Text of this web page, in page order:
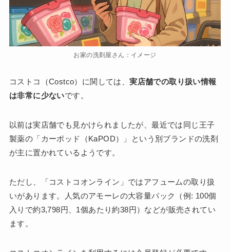
お家の洗剤屋さん：イメージ
コストコ（Costco）に関しては、実店舗での取り扱い情報
は非常に少ないです。
以前は実店舗でも見かけられましたが、最近では同じ王子
製薬の「カーポッド（KaPOD）」という別ブランドの洗剤
が主に置かれているようです。
ただし、「コストコオンライン」ではアフュームの取り扱
いがあります。人気のアモーレの大容量パック（例: 100個
入りで約3,798円、1個あたり約38円）などが販売されてい
ます。